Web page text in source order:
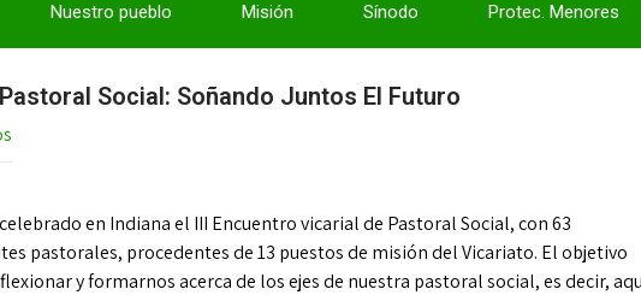
Nuestro pueblo Misión Sínodo Protec. Menores
Social: Soñando Juntos El Futuro
en Indiana el III Encuentro vicarial de Pastoral Social, con 63
pastorales, procedentes de 13 puestos de misión del Vicariato. El objetivo
y formarnos acerca de los ejes de nuestra pastoral social, es decir,